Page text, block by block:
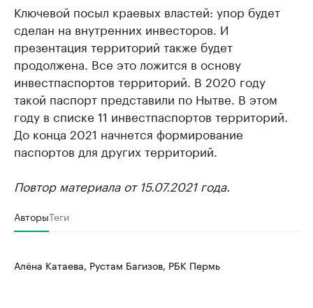
Ключевой посыл краевых властей: упор будет
сделан на внутренних инвесторов. И
презентация территорий также будет
продолжена. Все это ложится в основу
инвестпаспортов территорий. В 2020 году
такой паспорт представили по Нытве. В этом
году в списке 11 инвестпаспортов территорий.
До конца 2021 начнется формирование
паспортов для других территорий.
Повтор материала от 15.07.2021 года.
АвторыТеги
Алёна Катаева, Рустам Багизов, РБК Пермь